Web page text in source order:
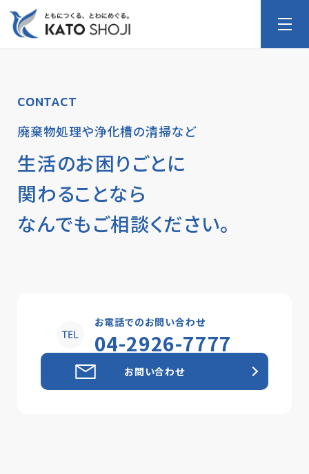
CONTACT
廃棄物処理や浄化槽の清掃など
生活のお困りごとに
関わることなら
なんでもご相談ください。
お電話でのお問い合わせ
04-2926-7777
お問い合わせ